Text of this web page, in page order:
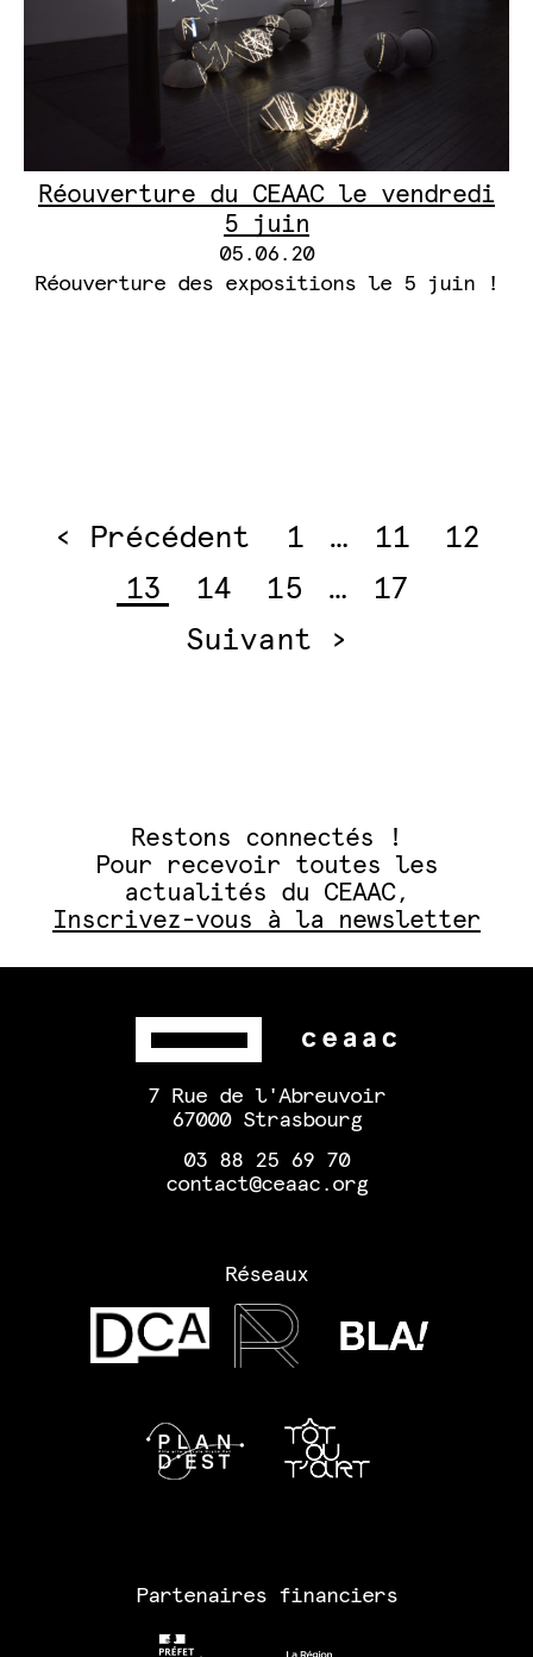
Réouverture du CEAAC le vendredi
5 juin
05.06.20
Réouverture des expositions le 5 juin !
Pagination
des
‹ Précédent 1 … 11
12
13
14 15 …
17
Suivant ›
Restons connectés !
Pour recevoir toutes les
actualités du CEAAC,
Inscrivez-vous à la newsletter
7 Rue de l'Abreuvoir
67000 Strasbourg
03 88 25 69 70
contact@ceaac.org
Réseaux
Partenaires financiers